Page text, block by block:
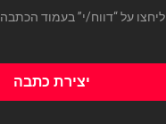
ליחצו על “דווח/י” בעמוד הכתבה
יצירת כתבה